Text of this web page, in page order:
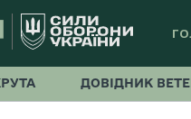
ДОВІДНИК